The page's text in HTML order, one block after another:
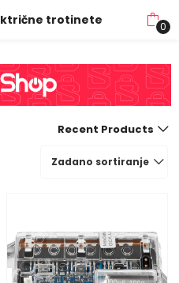
trotinete 0
Recent Products
Zadano sortiranje